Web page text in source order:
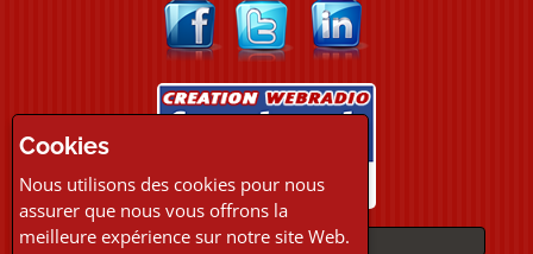
PAIEMENTS
Cookies
Nous utilisons des cookies pour nous
assurer que nous vous offrons la
meilleure expérience sur notre site Web.